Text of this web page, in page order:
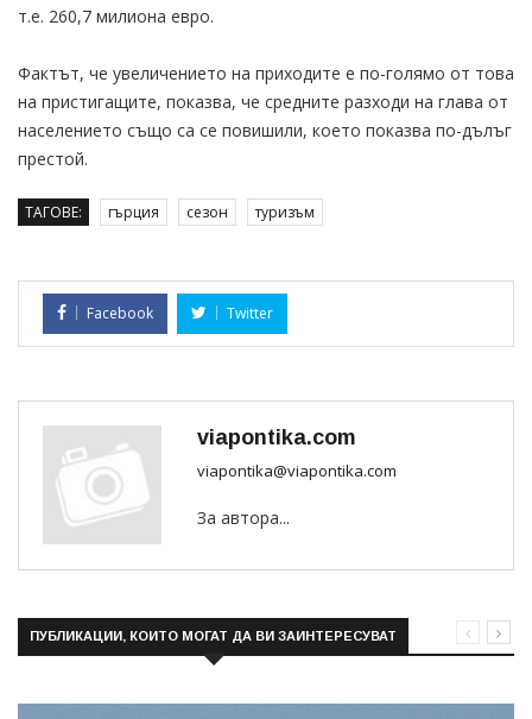
т.е. 260,7 милиона евро.
Фактът, че увеличението на приходите е по-голямо от това
на пристигащите, показва, че средните разходи на глава от
населението също са се повишили, което показва по-дълъг
престой.
ТАГОВЕ: гърция сезон туризъм
Facebook Twitter
viapontika.com
viapontika@viapontika.com
За автора...
ПУБЛИКАЦИИ, КОИТО МОГАТ ДА ВИ ЗАИНТЕРЕСУВАТ